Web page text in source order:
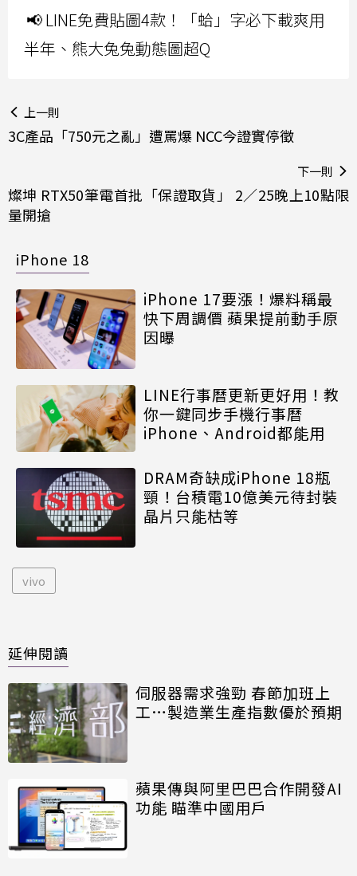
📢 LINE免費貼圖4款！「蛤」字必下載爽用
半年、熊大兔兔動態圖超Q
上一則
3C產品「750元之亂」遭罵爆 NCC今證實停徵
下一則
燦坤 RTX50筆電首批「保證取貨」 2／25晚上10點限
量開搶
iPhone 18
iPhone 17要漲！爆料稱最
快下周調價 蘋果提前動手原
因曝
LINE行事曆更新更好用！教
你一鍵同步手機行事曆
iPhone、Android都能用
DRAM奇缺成iPhone 18瓶
頸！台積電10億美元待封裝
晶片只能枯等
vivo
延伸閱讀
伺服器需求強勁 春節加班上
工…製造業生產指數優於預期
蘋果傳與阿里巴巴合作開發AI
功能 瞄準中國用戶